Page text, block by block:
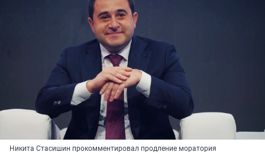
Никита Стасишин прокомментировал продление моратория